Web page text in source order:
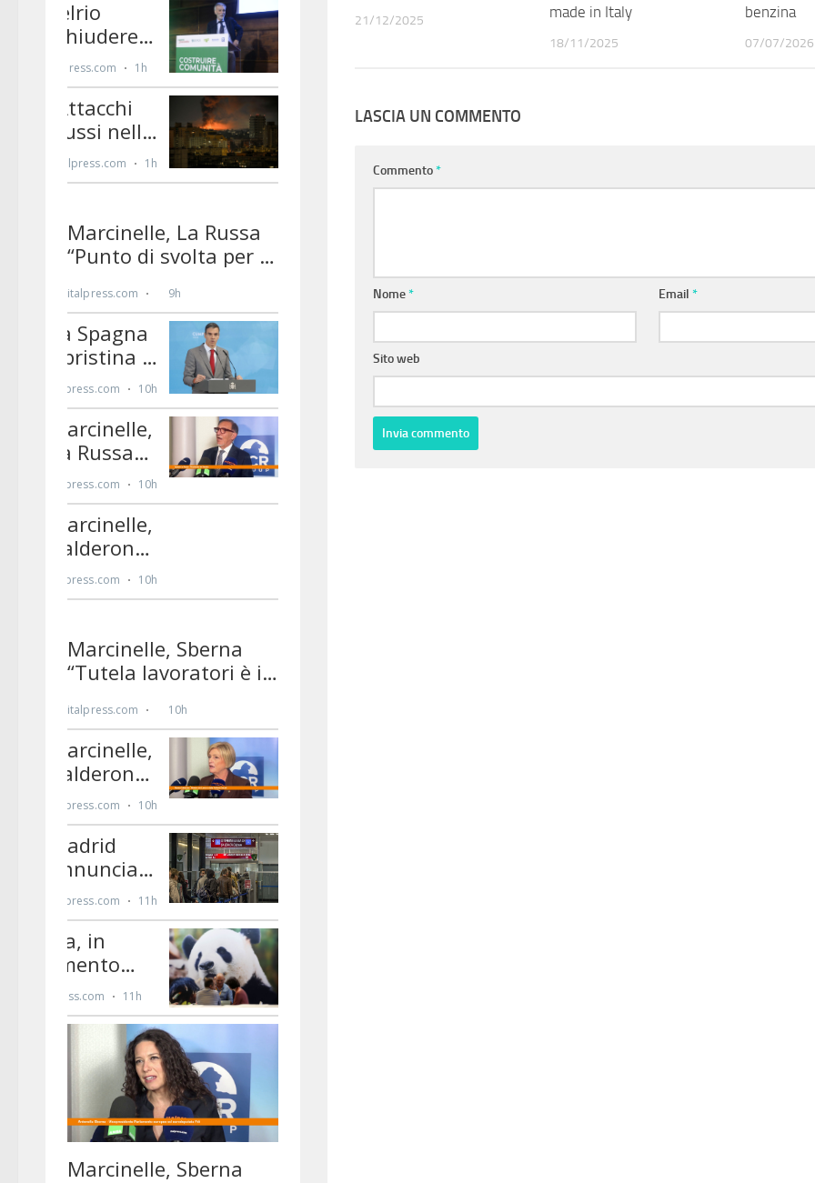
21/12/2025
made in Italy
18/11/2025
benzina
07/07/2026
LASCIA UN COMMENTO
Commento*
Nome* Email*
Sito web